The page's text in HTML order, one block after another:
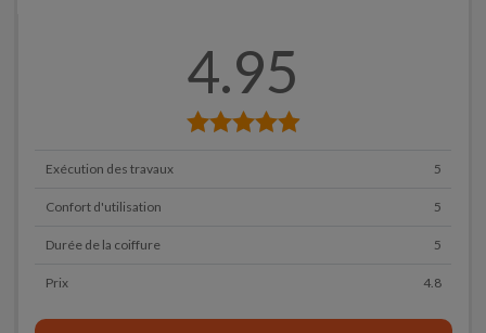
4.95
Exécution des travaux 5
Confort d'utilisation 5
Durée de la coiffure 5
Prix 4.8